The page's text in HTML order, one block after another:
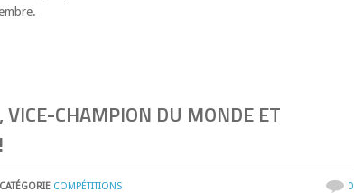
CHAMPION DU MONDE ET
CATÉGORIE COMPÉTITIONS 0